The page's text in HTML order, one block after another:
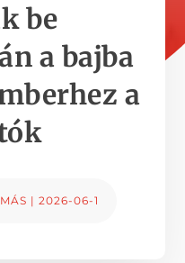
be
a bajba
a
| 2026-06-1